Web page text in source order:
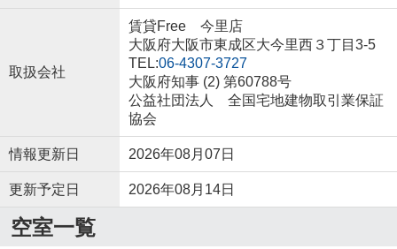
取扱会社
賃貸Free 今里店
大阪府大阪市東成区大今里西３丁目3-5
TEL:06-4307-3727
大阪府知事 (2) 第60788号
公益社団法人 全国宅地建物取引業保証
協会
情報更新日 2026年08月07日
更新予定日 2026年08月14日
空室一覧